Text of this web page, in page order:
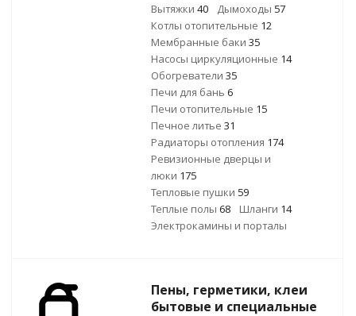
Вытяжки 40 Дымоходы 57
Котлы отопительные 12
Мембранные баки 35
Насосы циркуляционные 14
Обогреватели 35
Печи для бань 6
Печи отопительные 15
Печное литье 31
Радиаторы отопления 174
Ревизионные дверцы и
люки 175
Тепловые пушки 59
Теплые полы 68 Шланги 14
Электрокамины и порталы
Пены, герметики, клеи
бытовые и специальные